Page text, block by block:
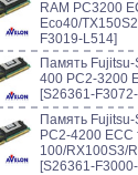
RAM PC3200
Eco40/
F3019-L514]
Память
400 PC2-3200
[S26361-
Память
PC2-4200 ECC
100/RX100S3/
[S26361-